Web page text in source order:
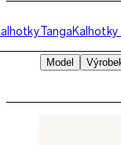
Tanga
Model